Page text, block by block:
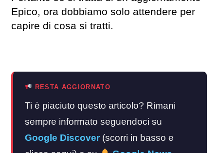
Epico, ora dobbiamo solo attendere per
capire di cosa si tratti.
RESTA AGGIORNATO
Ti è piaciuto questo articolo? Rimani
sempre informato seguendoci su
Google Discover (scorri in basso e